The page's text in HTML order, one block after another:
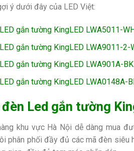
ý dưới đây của LED Việt:
gắn tường KingLED LWA5011-
gắn tường KingLED LWA9011-2-
gắn tường KingLED LWA901A-BK
gắn tường KingLED LWA0148A-
Led gắn tường
khu vực Hà Nội dễ dàng mua
phân phối đầy đủ các mã đèn siêu